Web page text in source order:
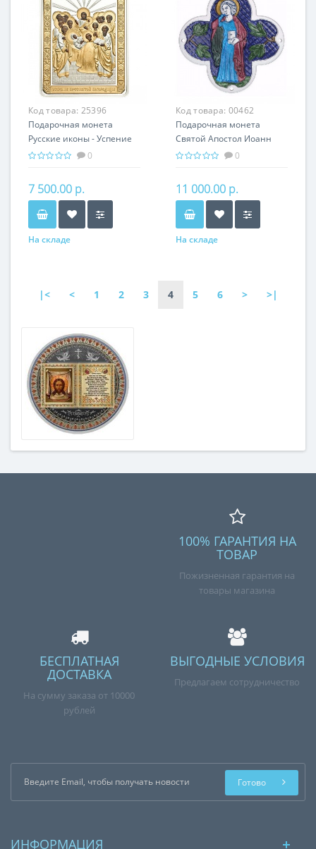
Код товара: 25396
Подарочная монета
Русские иконы - Успение
серебро 25.00 гр -
0
7 500.00 р.
На складе
Код товара: 00462
Подарочная монета
Святой Апостол Иоанн
Богослов серебро 31.10 гр
Христианство
0
11 000.00 р.
На складе
|< < 1 2 3 4 5 6 > >|
100% ГАРАНТИЯ НА
ТОВАР
Пожизненная гарантия на
товары магазина
БЕСПЛАТНАЯ
ДОСТАВКА
На сумму заказа от 10000
рублей
ВЫГОДНЫЕ УСЛОВИЯ
Предлагаем сотрудничество
Готово
ИНФОРМАЦИЯ